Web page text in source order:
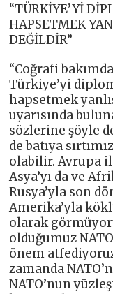
“TÜRKİYE’Yİ
HAPSETMEK
DEĞİLDİR”
“Coğrafi
Türkiye’yi
hapsetmek
uyarısında
sözlerine şöyle
de batıya
olabilir. Avrupa
Asya’yı da ve
Rusya’yla son
Amerika’yla
olarak
olduğumuz
önem
zamanda
NATO’nun